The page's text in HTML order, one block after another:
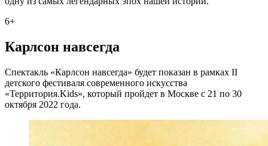
6+
Карлсон навсегда
Спектакль «Карлсон навсегда» будет показан в рамках II
детского фестиваля современного искусства
«Территория.Kids», который пройдет в Москве с 21 по 30
октября 2022 года.